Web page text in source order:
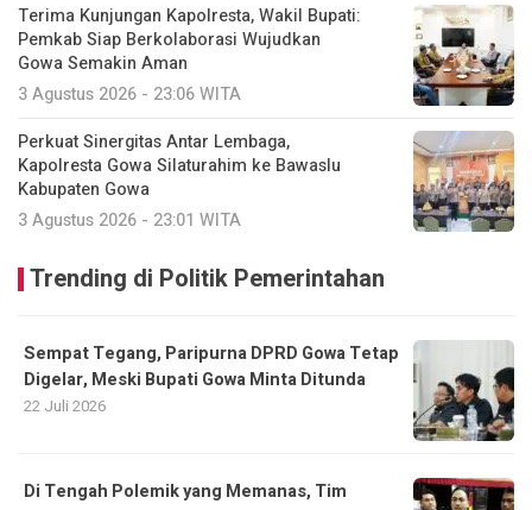
Terima Kunjungan Kapolresta, Wakil Bupati:
Pemkab Siap Berkolaborasi Wujudkan
Gowa Semakin Aman
3 Agustus 2026 - 23:06 WITA
Perkuat Sinergitas Antar Lembaga,
Kapolresta Gowa Silaturahim ke Bawaslu
Kabupaten Gowa
3 Agustus 2026 - 23:01 WITA
Trending di Politik Pemerintahan
Sempat Tegang, Paripurna DPRD Gowa Tetap
Digelar, Meski Bupati Gowa Minta Ditunda
22 Juli 2026
Di Tengah Polemik yang Memanas, Tim